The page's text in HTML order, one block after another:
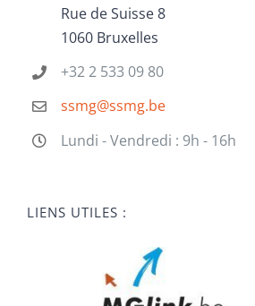
Rue de Suisse 8
1060 Bruxelles
+32 2 533 09 80
ssmg@ssmg.be
Lundi - Vendredi : 9h - 16h
LIENS UTILES :